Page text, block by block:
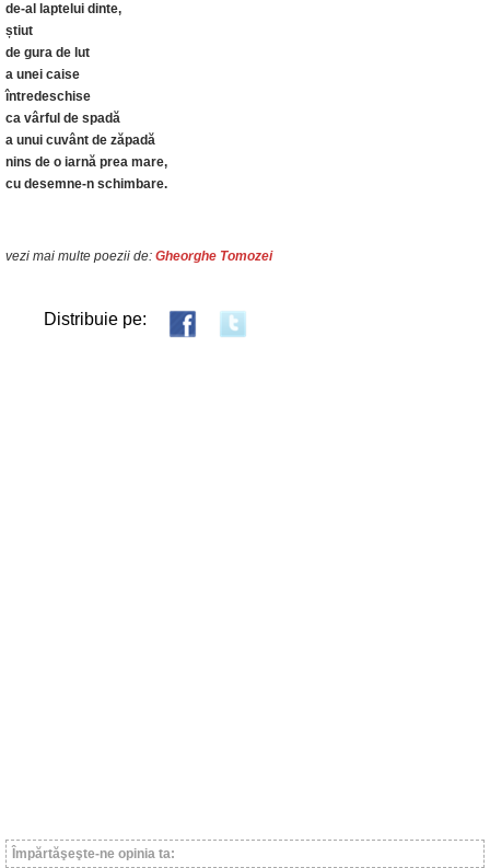
de-al laptelui dinte,
știut
de gura de lut
a unei caise
întredeschise
ca vârful de spadă
a unui cuvânt de zăpadă
nins de o iarnă prea mare,
cu desemne-n schimbare.
vezi mai multe poezii de: Gheorghe Tomozei
Distribuie pe:
Împărtăşeşte-ne opinia ta: